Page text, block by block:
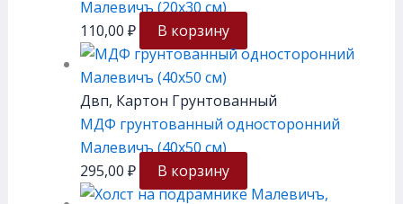
Малевичъ (20х30 см)
110,00 ₽ В корзину
Двп, Картон Грунтованный
МДФ грунтованный односторонний
Малевичъ (40х50 см)
295,00 ₽ В корзину